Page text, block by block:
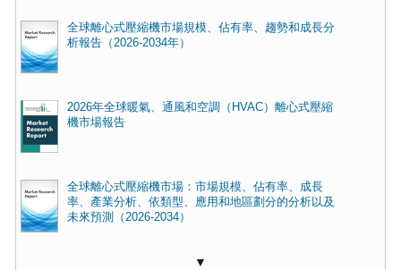
全球離心式壓縮機市場規模、佔有率、趨勢和成長分
析報告（2026-2034年）
2026年全球暖氣、通風和空調（HVAC）離心式壓縮
機市場報告
全球離心式壓縮機市場：市場規模、佔有率、成長
率、產業分析、依類型、應用和地區劃分的分析以及
未來預測（2026-2034）
▼